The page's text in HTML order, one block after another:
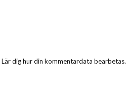
Lär dig hur din kommentardata bearbetas.